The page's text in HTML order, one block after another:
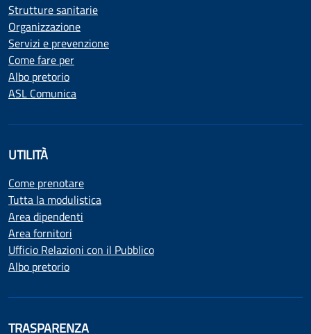
Strutture sanitarie
Organizzazione
Servizi e prevenzione
Come fare per
Albo pretorio
ASL Comunica
UTILITÀ
Come prenotare
Tutta la modulistica
Area dipendenti
Area fornitori
Ufficio Relazioni con il Pubblico
Albo pretorio
TRASPARENZA